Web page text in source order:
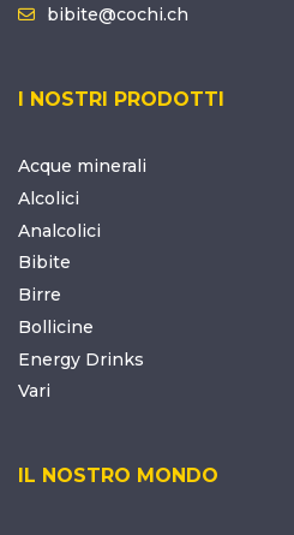
bibite@cochi.ch
I NOSTRI PRODOTTI
Acque minerali
Alcolici
Analcolici
Bibite
Birre
Bollicine
Energy Drinks
Vari
IL NOSTRO MONDO